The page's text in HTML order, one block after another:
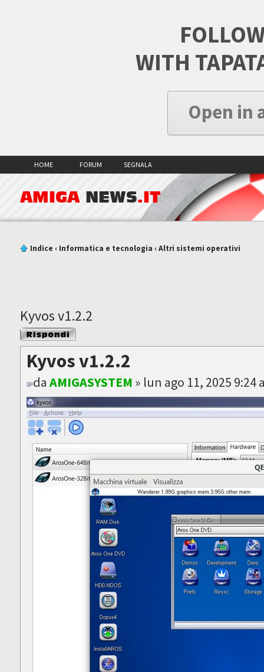
WITH
Open in
HOME FORUM SEGNALA
AMIGA NEWS.IT
Indice ‹ Informatica e tecnologia ‹Altri sistemi operativi
Kyvos v1.2.2
Rispondi al
messaggio
Kyvos v1.2.2
daAMIGASYSTEM » lun ago 11, 2025 9:24